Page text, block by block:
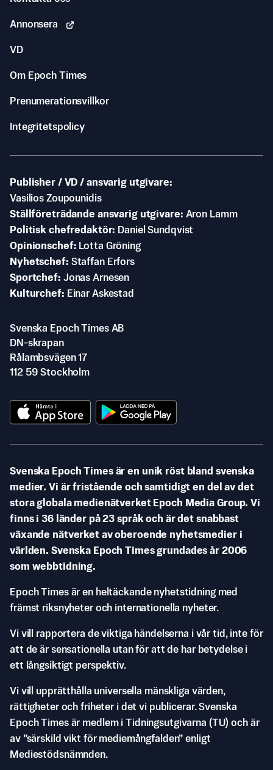
Annonsera
VD
Om Epoch Times
Prenumerationsvillkor
Integritetspolicy
Publisher / VD / ansvarig utgivare
Vasilios Zoupounidis
Ställföreträdande ansvarig utgivare Aron Lamm
Politisk chefredaktör
Daniel Sundqvist
Opinionschef
Lotta Gröning
Nyhetschef Staffan Erfors
Sportchef Jonas Arnesen
Kulturchef
Einar Askestad
Svenska Epoch Times AB
DN-skrapan
Rålambsvägen 17
112 59 Stockholm
Svenska Epoch Times är en unik röst bland svenska
medier. Vi är fristående och samtidigt en del av det
stora globala medienätverket Epoch Media Group. Vi
finns i 36 länder på 23 språk och är det snabbast
växande nätverket av oberoende nyhetsmedier i
världen. Svenska Epoch Times grundades år 2006
som webbtidning.
Epoch Times är en heltäckande nyhetstidning med
främst riksnyheter och internationella nyheter.
Vi vill rapportera de viktiga händelserna i vår tid, inte för
att de är sensationella utan för att de har betydelse i
ett långsiktigt perspektiv.
Vi vill upprätthålla universella mänskliga värden,
rättigheter och friheter i det vi publicerar. Svenska
Epoch Times är medlem i Tidningsutgivarna (TU) och är
av ”särskild vikt för mediemångfalden” enligt
Mediestödsnämnden.